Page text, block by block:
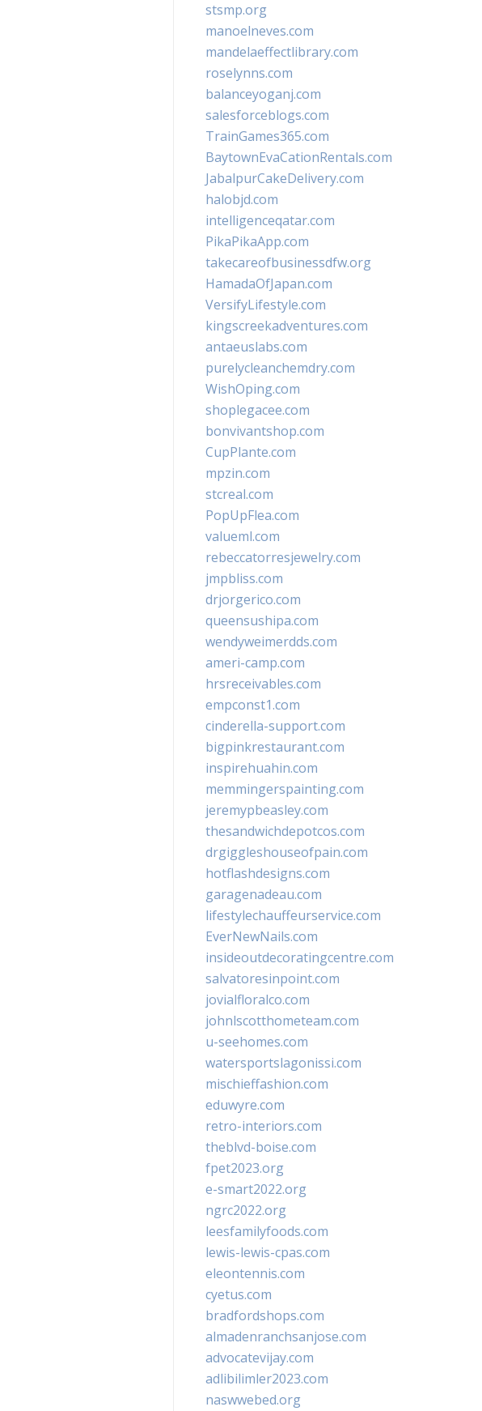
stsmp.org
manoelneves.com
mandelaeffectlibrary.com
roselynns.com
balanceyoganj.com
salesforceblogs.com
TrainGames365.com
BaytownEvaCationRentals.com
JabalpurCakeDelivery.com
halobjd.com
intelligenceqatar.com
PikaPikaApp.com
takecareofbusinessdfw.org
HamadaOfJapan.com
VersifyLifestyle.com
kingscreekadventures.com
antaeuslabs.com
purelycleanchemdry.com
WishOping.com
shoplegacee.com
bonvivantshop.com
CupPlante.com
mpzin.com
stcreal.com
PopUpFlea.com
valueml.com
rebeccatorresjewelry.com
jmpbliss.com
drjorgerico.com
queensushipa.com
wendyweimerdds.com
ameri-camp.com
hrsreceivables.com
empconst1.com
cinderella-support.com
bigpinkrestaurant.com
inspirehuahin.com
memmingerspainting.com
jeremypbeasley.com
thesandwichdepotcos.com
drgiggleshouseofpain.com
hotflashdesigns.com
garagenadeau.com
lifestylechauffeurservice.com
EverNewNails.com
insideoutdecoratingcentre.com
salvatoresinpoint.com
jovialfloralco.com
johnlscotthometeam.com
u-seehomes.com
watersportslagonissi.com
mischieffashion.com
eduwyre.com
retro-interiors.com
theblvd-boise.com
fpet2023.org
e-smart2022.org
ngrc2022.org
leesfamilyfoods.com
lewis-lewis-cpas.com
eleontennis.com
cyetus.com
bradfordshops.com
almadenranchsanjose.com
advocatevijay.com
adlibilimler2023.com
naswwebed.org